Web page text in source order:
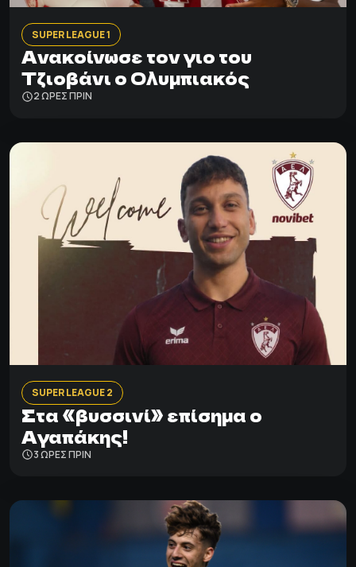
SUPER LEAGUE 1
Ανακοίνωσε τον γιο του
Τζιοβάνι ο Ολυμπιακός
2 ΩΡΕΣ ΠΡΙΝ
SUPER LEAGUE 2
Στα «βυσσινί» επίσημα ο
Αγαπάκης!
3 ΩΡΕΣ ΠΡΙΝ